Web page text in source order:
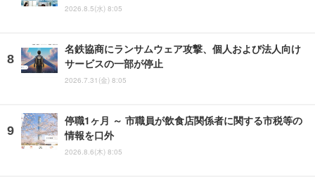
2026.8.5(水) 8:05
名鉄協商にランサムウェア攻撃、個人および法人向け
サービスの一部が停止
2026.7.31(金) 8:05
停職1ヶ月 ～ 市職員が飲食店関係者に関する市税等の
情報を口外
2026.8.6(木) 8:05